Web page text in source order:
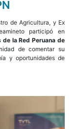
de Agricultura, y Ex
participó en
la Red Peruana de
de comentar su
y oportunidades de